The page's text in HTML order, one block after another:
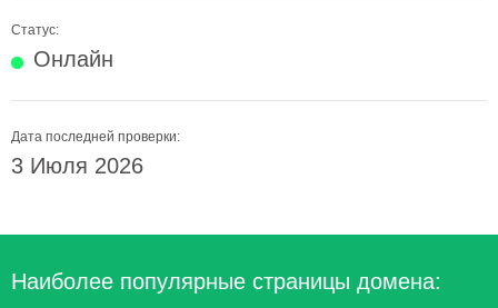
Статус:
Онлайн
Дата последней проверки:
3 Июля 2026
Наиболее популярные страницы домена: